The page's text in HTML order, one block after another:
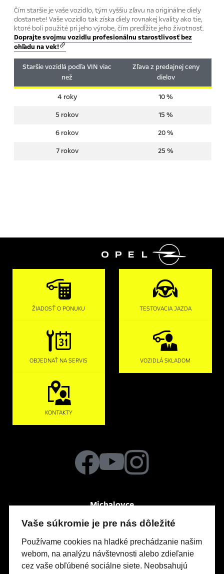
Čím staršie je vaše vozidlo, tým vyššiu zľavu na originálne diely
dostanete! Vaše vozidlo tak získa diely rovnakej kvality ako tie,
ktoré boli použité pri jeho výrobe, čím predĺžite jeho životnosť.
Doprajte svojmu vozidlu profesionálnu starostlivosť bez
ohľadu na vek!
Staršie vozidlá podľa VIN viac
než
Zľava z predajnej ceny
dielov
4 roky
10 %
5 rokov
15 %
6 rokov
20 %
7 rokov
25 %

ŽIADOSŤ O PONUKU TESTOVACIA JAZDA
OBJEDNAŤ NA SERVIS VOZIDLÁ SKLADOM
KONTAKTY
Michalovce
Modely Opel
Vaše súkromie je pre nás dôležité
Používame cookies na hladké prechádzanie našim
webom, na analýzu návštevnosti alebo zdieľanie
cez vaše obľúbené sociálne siete. Neobsahujú